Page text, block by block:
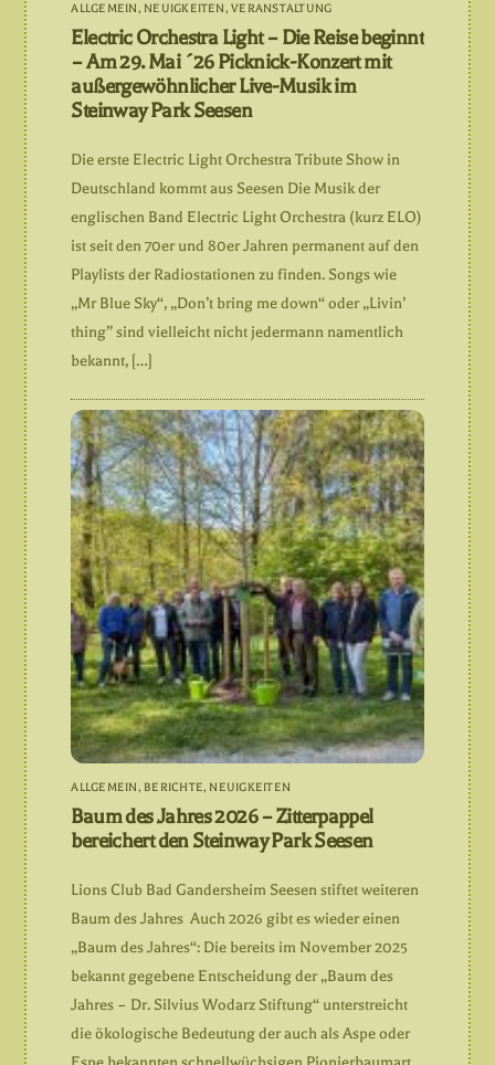
ALLGEMEIN, NEUIGKEITEN,VERANSTALTUNG
Electric Orchestra Light – Die Reise beginnt
– Am 29. Mai ´26 Picknick-Konzert mit
außergewöhnlicher Live-Musik im
Steinway Park Seesen
Die erste Electric Light Orchestra Tribute Show in
Deutschland kommt aus Seesen Die Musik der
englischen Band Electric Light Orchestra (kurz ELO)
ist seit den 70er und 80er Jahren permanent auf den
Playlists der Radiostationen zu finden. Songs wie
„Mr Blue Sky“, „Don’t bring me down“ oder „Livin’
thing” sind vielleicht nicht jedermann namentlich
bekannt, […]
ALLGEMEIN, BERICHTE, NEUIGKEITEN
Baum des Jahres 2026 – Zitterpappel
bereichert den Steinway Park Seesen
Lions Club Bad Gandersheim Seesen stiftet weiteren
Baum des Jahres Auch 2026 gibt es wieder einen
„Baum des Jahres“: Die bereits im November 2025
bekannt gegebene Entscheidung der „Baum des
Jahres – Dr. Silvius Wodarz Stiftung“ unterstreicht
die ökologische Bedeutung der auch als Aspe oder